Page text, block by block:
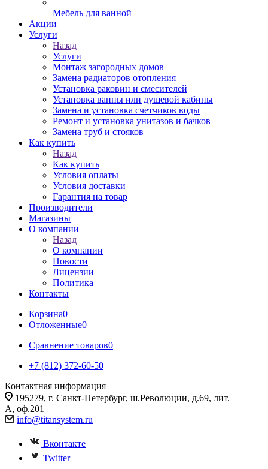
Мебель для ванной
Акции
Услуги
Назад
Услуги
Монтаж загородных домов
Замена радиаторов отопления
Установка раковин и смесителей
Установка ванны или душевой кабины
Замена и установка счетчиков воды
Ремонт и установка унитазов и бачков
Замена труб и стояков
Как купить
Назад
Как купить
Условия оплаты
Условия доставки
Гарантия на товар
Производители
Магазины
О компании
Назад
О компании
Новости
Лицензии
Политика
Контакты
Корзина0
Отложенные0
Сравнение товаров0
+7 (812) 372-60-50
Контактная информация
195279, г. Санкт-Петербург, ш.Революции, д.69, лит.
А, оф.201
info@titansystem.ru
Вконтакте
Twitter